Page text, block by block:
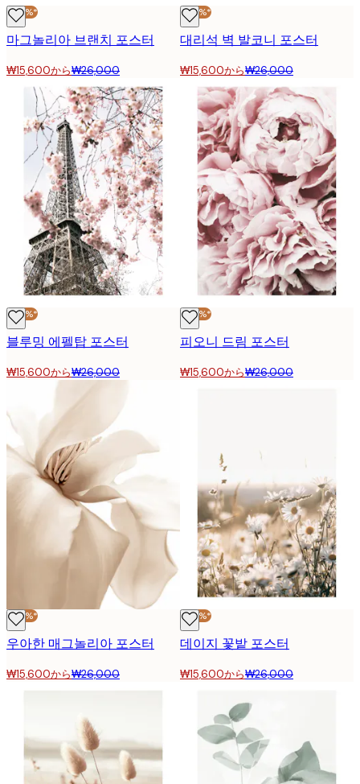
-40%*
마그놀리아 브랜치 포스터
₩15,600から₩26,000
-40%*
대리석 벽 발코니 포스터
₩15,600から₩26,000
-40%*
블루밍 에펠탑 포스터
₩15,600から₩26,000
-40%*
피오니 드림 포스터
₩15,600から₩26,000
-40%*
우아한 매그놀리아 포스터
₩15,600から₩26,000
-40%*
데이지 꽃밭 포스터
₩15,600から₩26,000